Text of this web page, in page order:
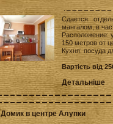
Сдается
мангалом, в
Расположение:
150 метров от
Кухня: посуда
Вартість від
Детальніше
Домик в центре Алупки